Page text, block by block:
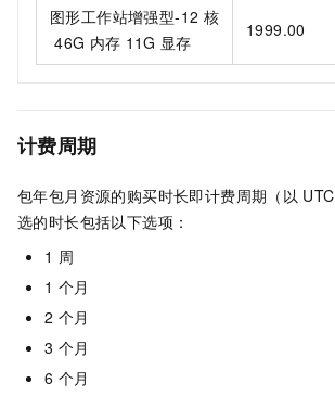
图形工作站增强型-12 核
46G 内存 11G 显存
1999.00
计费周期
包年包月资源的购买时长即计费周期（以
选的时长包括以下选项：
1 周
1 个月
2 个月
3 个月
6 个月